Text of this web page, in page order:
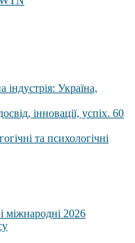
індустрія: Україна,
інновації, успіх. 60
та психологічні
міжнародні 2026